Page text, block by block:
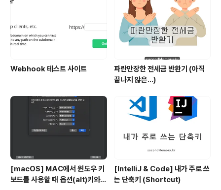
Webhook 테스트 사이트
파란만장한 전세금 반환기 (아직
끝나지 않은...)
[macOS] MAC에서 윈도우 키
보드를 사용할 때 옵션(alt)키와
[IntelliJ & Code] 내가 주로 쓰
는 단축키 (Shortcut)